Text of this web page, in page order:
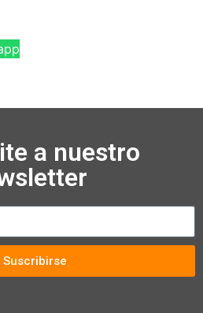
a nuestro
Suscribirse